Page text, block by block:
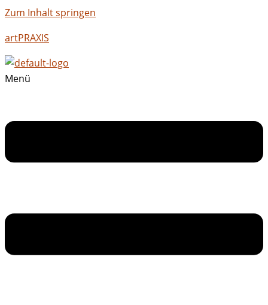
Zum Inhalt springen
artPRAXIS
Menü